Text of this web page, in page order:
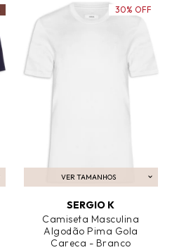
VER TAMANHOS
ADICIONAR AO CARRINHO
SERGIO K
Camiseta Masculina
Algodão Pima Gola
Careca - Branco
30% OFF